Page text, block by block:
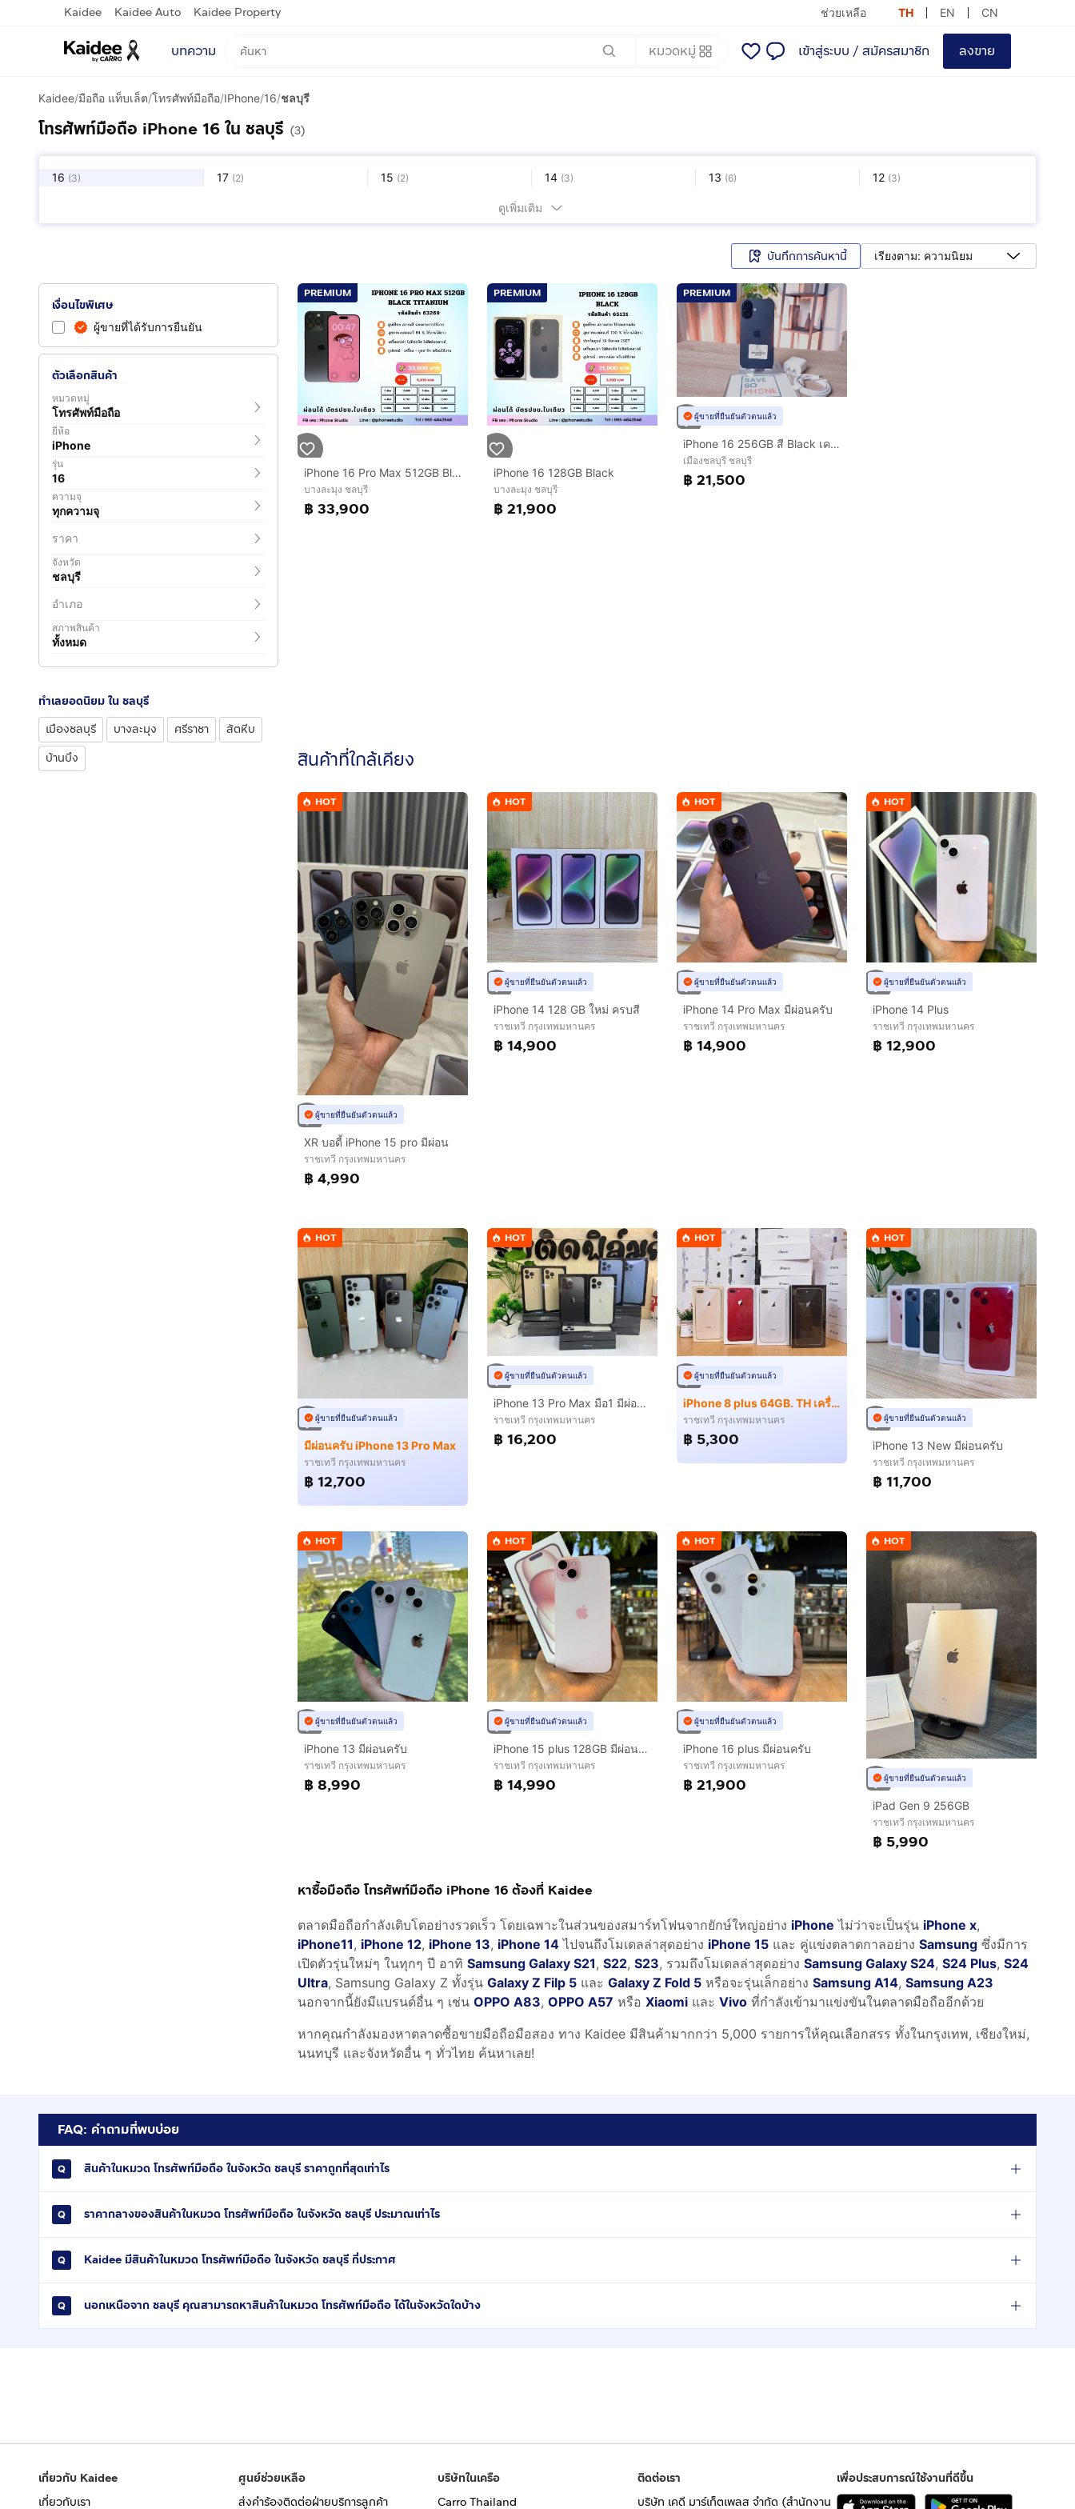
Kaidee Kaidee Auto Kaidee Property ช่วยเหลือ TH EN CN
บทความ หมวดหมู่ เข้าสู่ระบบ / สมัครสมาชิก ลงขาย
Kaidee/มือถือ แท็บเล็ต/โทรศัพท์มือถือ/IPhone/16/ชลบุรี
โทรศัพท์มือถือ iPhone 16 ใน ชลบุรี (3)
16 (3) 17 (2) 15 (2) 14 (3) 13 (6) 12 (3)
ดูเพิ่มเติม
บันทึกการค้นหานี้ เรียงตาม: ความนิยม
เงื่อนไขพิเศษ
ผู้ขายที่ได้รับการยืนยัน
ตัวเลือกสินค้า
หมวดหมู่
โทรศัพท์มือถือ
ยี่ห้อ
iPhone
รุ่น
16
ความจุ
ทุกความจุ
ราคา
จังหวัด
ชลบุรี
อำเภอ
สภาพสินค้า
ทั้งหมด
ทำเลยอดนิยม ใน ชลบุรี
เมืองชลบุรี
บางละมุง ศรีราชา
สัตหีบ
บ้านบึง
PREMIUM
iPhone 16 Pro Max 512GB Black Titanium
บางละมุง ชลบุรี
฿ 33,900
PREMIUM
iPhone 16 128GB Black
บางละมุง ชลบุรี
฿ 21,900
PREMIUM
ผู้ขายที่ยืนยันตัวตนแล้ว
iPhone 16 256GB สี Black เครื่องสวย ราคาเพียง 21,500.- มีประกันร้าน 60 วัน
เมืองชลบุรี ชลบุรี
฿ 21,500
สินค้าที่ใกล้เคียง
HOT
ผู้ขายที่ยืนยันตัวตนแล้ว
XR บอดี้ iPhone 15 pro มีผ่อน
ราชเทวี กรุงเทพมหานคร
฿ 4,990
HOT
ผู้ขายที่ยืนยันตัวตนแล้ว
iPhone 14 128 GB ใหม่ ครบสี
ราชเทวี กรุงเทพมหานคร
฿ 14,900
HOT
ผู้ขายที่ยืนยันตัวตนแล้ว
iPhone 14 Pro Max มีผ่อนครับ
ราชเทวี กรุงเทพมหานคร
฿ 14,900
HOT
ผู้ขายที่ยืนยันตัวตนแล้ว
iPhone 14 Plus
ราชเทวี กรุงเทพมหานคร
฿ 12,900
HOT
ผู้ขายที่ยืนยันตัวตนแล้ว
มีผ่อนครับ iPhone 13 Pro Max
ราชเทวี กรุงเทพมหานคร
฿ 12,700
HOT
ผู้ขายที่ยืนยันตัวตนแล้ว
iPhone 13 Pro Max มือ1 มีผ่อนคับ
ราชเทวี กรุงเทพมหานคร
฿ 16,200
HOT
ผู้ขายที่ยืนยันตัวตนแล้ว
iPhone 8 plus 64GB. TH เครื่องใหม่ สด ผ่อน
ราชเทวี กรุงเทพมหานคร
฿ 5,300
HOT
ผู้ขายที่ยืนยันตัวตนแล้ว
iPhone 13 New มีผ่อนครับ
ราชเทวี กรุงเทพมหานคร
฿ 11,700
HOT
ผู้ขายที่ยืนยันตัวตนแล้ว
iPhone 13 มีผ่อนครับ
ราชเทวี กรุงเทพมหานคร
฿ 8,990
HOT
ผู้ขายที่ยืนยันตัวตนแล้ว
iPhone 15 plus 128GB มีผ่อนครับ
ราชเทวี กรุงเทพมหานคร
฿ 14,990
HOT
ผู้ขายที่ยืนยันตัวตนแล้ว
iPhone 16 plus มีผ่อนครับ
ราชเทวี กรุงเทพมหานคร
฿ 21,900
HOT
ผู้ขายที่ยืนยันตัวตนแล้ว
iPad Gen 9 256GB
ราชเทวี กรุงเทพมหานคร
฿ 5,990
หาซื้อมือถือ โทรศัพท์มือถือ iPhone 16 ต้องที่ Kaidee
ตลาดมือถือกำลังเติบโตอย่างรวดเร็ว โดยเฉพาะในส่วนของสมาร์ทโฟนจากยักษ์ใหญ่อย่าง iPhone ไม่ว่าจะเป็นรุ่น iPhone x,
iPhone11, iPhone 12, iPhone 13, iPhone 14 ไปจนถึงโมเดลล่าสุดอย่าง iPhone 15 และ คู่เเข่งตลาดกาลอย่าง Samsung ซึ่งมีการ
เปิดตัวรุ่นใหม่ๆ ในทุกๆ ปี อาทิ Samsung Galaxy S21, S22, S23, รวมถึงโมเดลล่าสุดอย่าง Samsung Galaxy S24, S24 Plus, S24
Ultra, Samsung Galaxy Z ทั้งรุ่น Galaxy Z Filp 5 และ Galaxy Z Fold 5 หรือจะรุ่นเล็กอย่าง Samsung A14, Samsung A23
นอกจากนี้ยังมีแบรนด์อื่น ๆ เช่น OPPO A83, OPPO A57 หรือ Xiaomi และ Vivo ที่กำลังเข้ามาแข่งขันในตลาดมือถืออีกด้วย
หากคุณกำลังมองหาตลาดซื้อขายมือถือมือสอง ทาง Kaidee มีสินค้ามากกว่า 5,000 รายการให้คุณเลือกสรร ทั้งในกรุงเทพ, เชียงใหม่,
นนทบุรี และจังหวัดอื่น ๆ ทั่วไทย ค้นหาเลย!
FAQ: คำถามที่พบบ่อย
สินค้าในหมวด โทรศัพท์มือถือ ในจังหวัด ชลบุรี ราคาถูกที่สุดเท่าไร
ราคากลางของสินค้าในหมวด โทรศัพท์มือถือ ในจังหวัด ชลบุรี ประมาณเท่าไร
Kaidee มีสินค้าในหมวด โทรศัพท์มือถือ ในจังหวัด ชลบุรี กี่ประกาศ
นอกเหนือจาก ชลบุรี คุณสามารถหาสินค้าในหมวด โทรศัพท์มือถือ ได้ในจังหวัดใดบ้าง
เกี่ยวกับ Kaidee
เกี่ยวกับเรา
ศูนย์ช่วยเหลือ
ส่งคำร้องติดต่อฝ่ายบริการลูกค้า
บริษัทในเครือ
Carro Thailand
ติดต่อเรา
บริษัท เคดี มาร์เก็ตเพลส จำกัด (สำนักงาน
เพื่อประสบการณ์ใช้งานที่ดีขึ้น